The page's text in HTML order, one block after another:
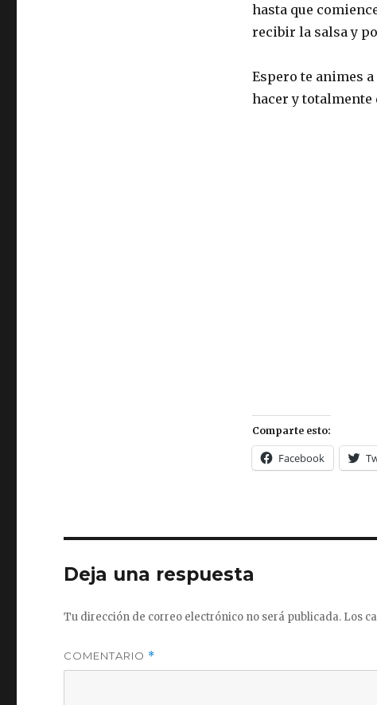
hasta que
recibir la salsa y
Espero te animes
hacer y totalmente
Comparte esto:
Facebook
Deja una respuesta
Tu dirección de correo electrónico no será publicada. Los
COMENTARIO *